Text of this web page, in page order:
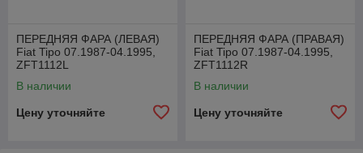
ПЕРЕДНЯЯ ФАРА (ЛЕВАЯ)
Fiat Tipo 07.1987-04.1995,
ZFT1112L
В наличии
Цену уточняйте
ПЕРЕДНЯЯ ФАРА (ПРАВАЯ)
Fiat Tipo 07.1987-04.1995,
ZFT1112R
В наличии
Цену уточняйте